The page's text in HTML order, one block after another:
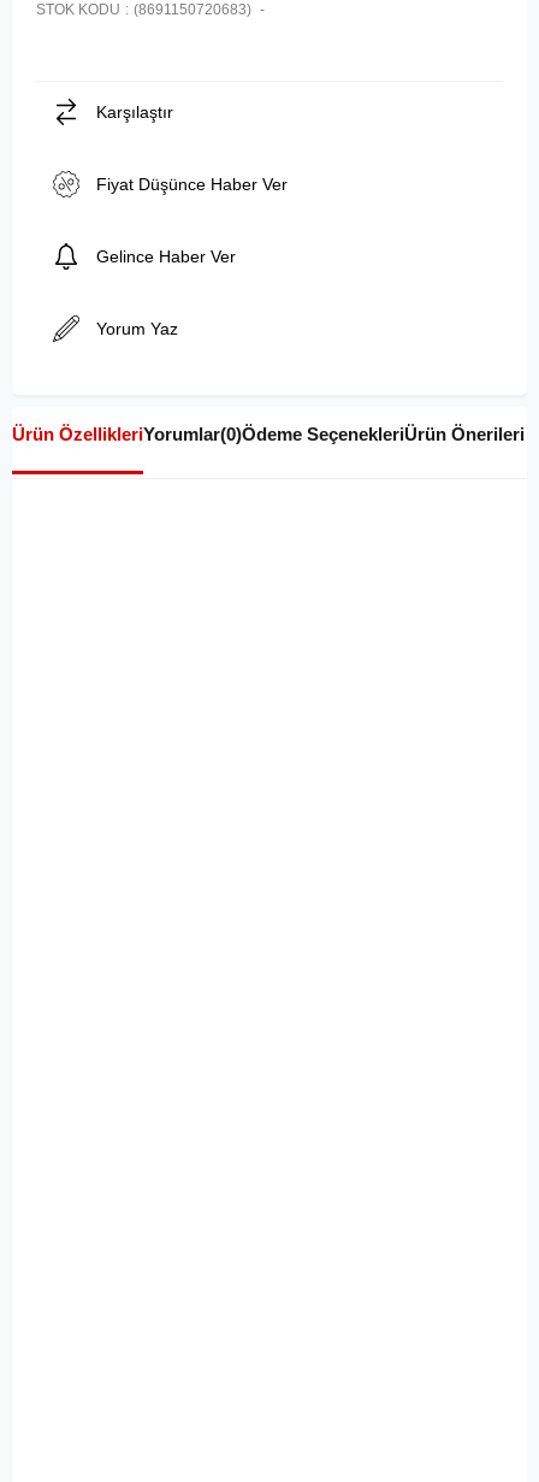
STOK KODU (8691150720683)
Karşılaştır
Fiyat Düşünce Haber Ver
Gelince Haber Ver
Yorum Yaz
Ürün ÖzellikleriYorumlar(0)Ödeme SeçenekleriÜrün Önerileri